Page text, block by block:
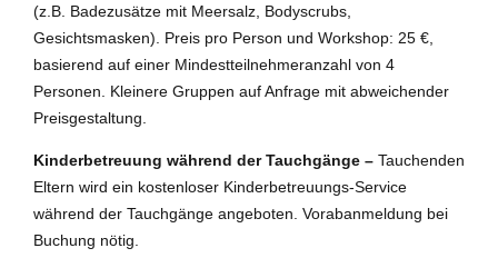
(z.B. Badezusätze mit Meersalz, Bodyscrubs,
Gesichtsmasken). Preis pro Person und Workshop: 25 €,
basierend auf einer Mindestteilnehmeranzahl von 4
Personen. Kleinere Gruppen auf Anfrage mit abweichender
Preisgestaltung.
Kinderbetreuung während der Tauchgänge – Tauchenden
Eltern wird ein kostenloser Kinderbetreuungs-Service
während der Tauchgänge angeboten. Vorabanmeldung bei
Buchung nötig.